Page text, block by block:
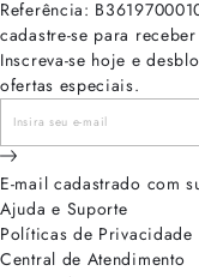
Referência:
cadastre-se para
Inscreva-se hoje e
ofertas especiais.
E-mail cadastrado com
Ajuda e Suporte
Políticas de Privacidade
Central de Atendimento